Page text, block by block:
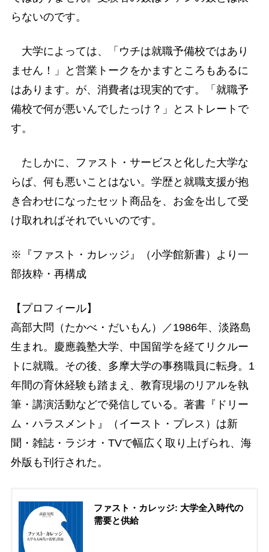
らないのです。
大学によっては、「ウチは就職予備校ではあり
ません！」と営業トークをかますところもあるに
はあります。が、消費者は現実的です。「就職予
備校で何が悪いんでしたっけ？」とストレートで
す。
たしかに、ファスト・サービスと化した大学な
らば、何も悪いことはない。学歴と就職支援が抱
き合わせになったセット商品を、お金を出して受
け取れればそれでいいのです。
※『ファスト・カレッジ』（小学館新書）より一
部抜粋・再構成
【プロフィール】
高部大問（たかべ・だいもん）／1986年、淡路島
生まれ。慶應義塾大学、中国留学を経てリクルー
トに就職。その後、多摩大学の事務職員に転身。1
年間の育休経験も踏まえ、教育現場のリアルを執
筆・講演活動などで発信している。著書『ドリー
ム・ハラスメント』（イースト・プレス）は新
聞・雑誌・ラジオ・TVで幅広く取り上げられ、海
外版も刊行された。
ファスト・カレッジ: 大学全入時代の
需要と供給